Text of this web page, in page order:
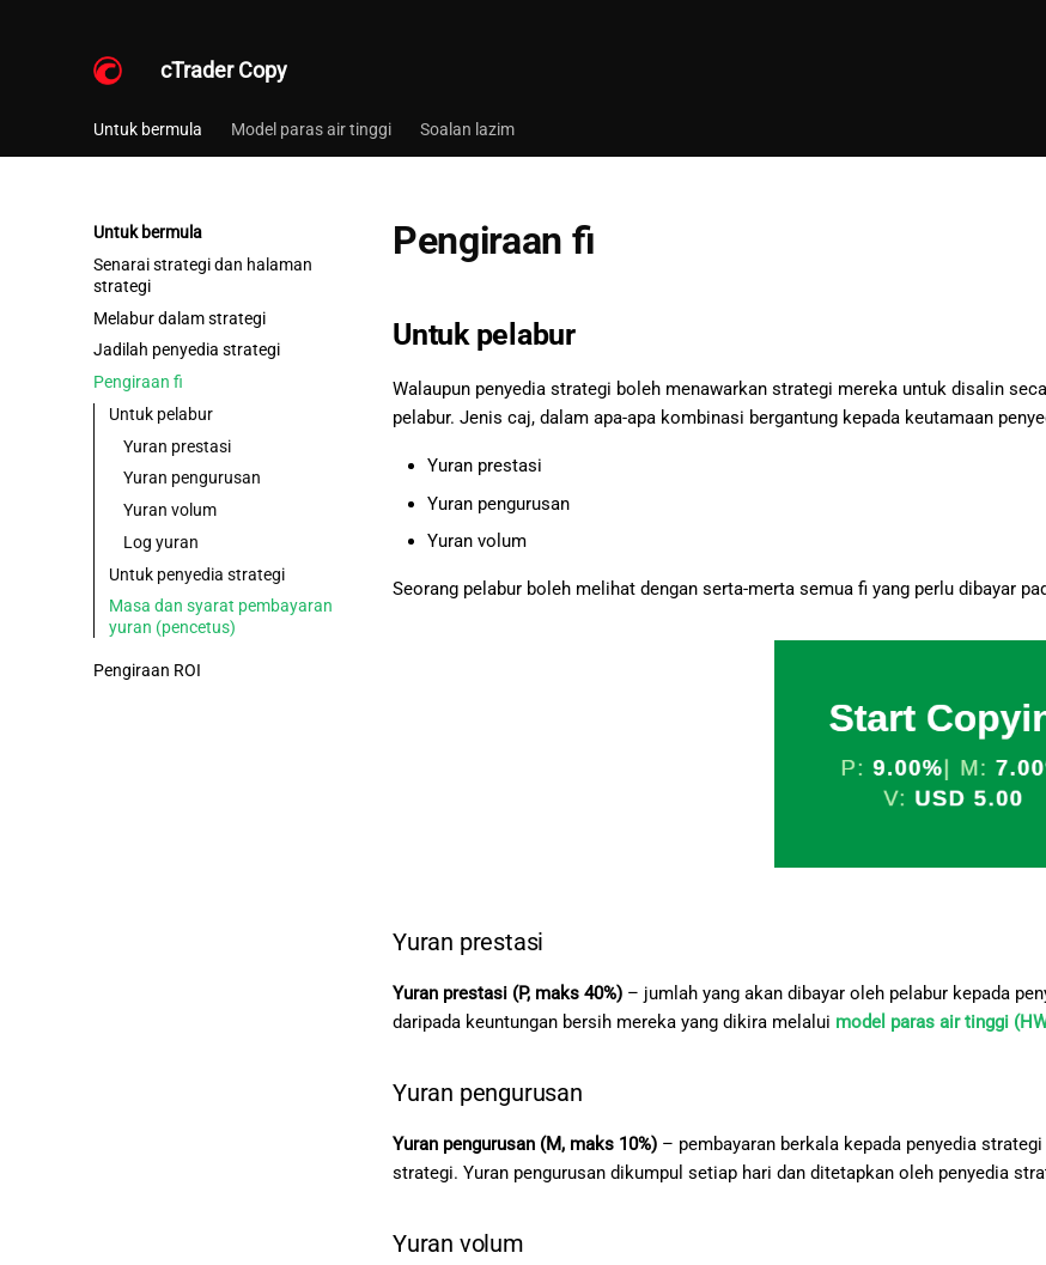
cTrader Copy
Untuk bermula Model paras air tinggi Soalan lazim
Untuk bermula
Senarai strategi dan halaman
strategi
Melabur dalam strategi
Jadilah penyedia strategi
Pengiraan fi
Untuk pelabur
Yuran prestasi
Yuran pengurusan
Yuran volum
Log yuran
Untuk penyedia strategi
Masa dan syarat pembayaran
yuran (pencetus)
Pengiraan ROI
Pengiraan fi
Untuk pelabur
Walaupun penyedia strategi boleh menawarkan strategi mereka untuk disalin
pelabur. Jenis caj, dalam apa-apa kombinasi bergantung kepada keutamaan
Yuran prestasi
Yuran pengurusan
Yuran volum
Seorang pelabur boleh melihat dengan serta-merta semua fi yang perlu dibayar
Yuran prestasi
Yuran prestasi (P, maks 40%) – jumlah yang akan dibayar oleh pelabur kepada
daripada keuntungan bersih mereka yang dikira melalui model paras air tinggi
Yuran pengurusan
Yuran pengurusan (M, maks 10%) – pembayaran berkala kepada penyedia
strategi. Yuran pengurusan dikumpul setiap hari dan ditetapkan oleh penyedia
Yuran volum